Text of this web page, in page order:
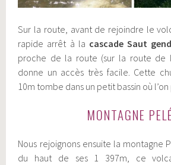
Sur la route, avant de rejoindre le
rapide arrêt à la cascade Saut
proche de la route (sur la route de
donne un accès très facile. Cette
10m tombe dans un petit bassin où
MONTAGNE
Nous rejoignons ensuite la montagne
du haut de ses 1 397m, ce